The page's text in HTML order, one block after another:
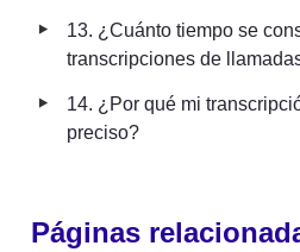
‣
13. ¿Cuánto tiempo se
transcripciones de
‣
14. ¿Por qué mi
preciso?
Páginas